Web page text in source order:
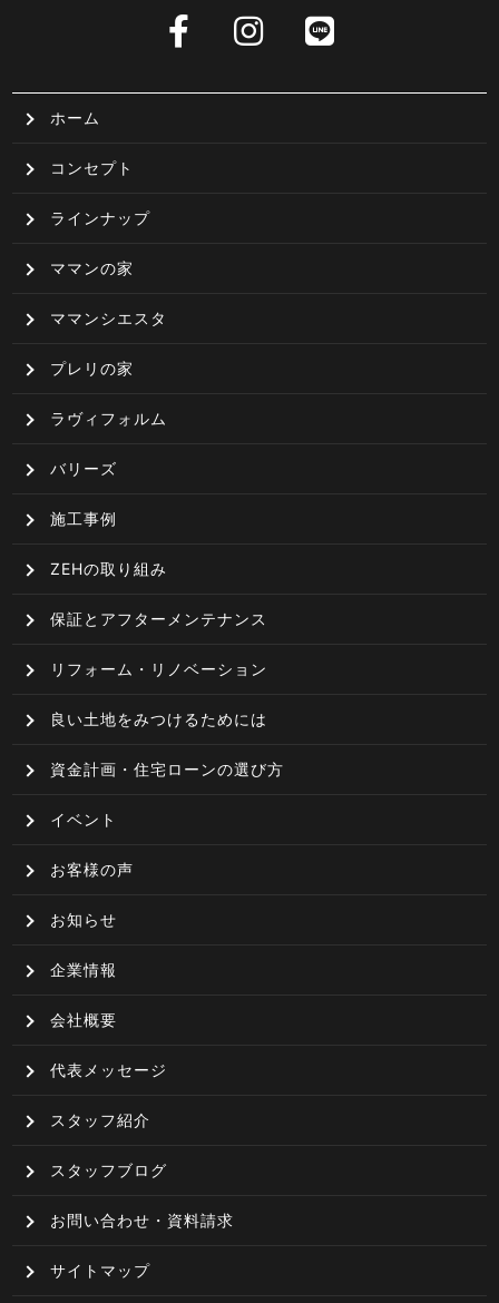
ホーム
コンセプト
ラインナップ
ママンの家
ママンシエスタ
プレリの家
ラヴィフォルム
バリーズ
施工事例
ZEHの取り組み
保証とアフターメンテナンス
リフォーム・リノベーション
良い土地をみつけるためには
資金計画・住宅ローンの選び方
イベント
お客様の声
お知らせ
企業情報
会社概要
代表メッセージ
スタッフ紹介
スタッフブログ
お問い合わせ・資料請求
サイトマップ